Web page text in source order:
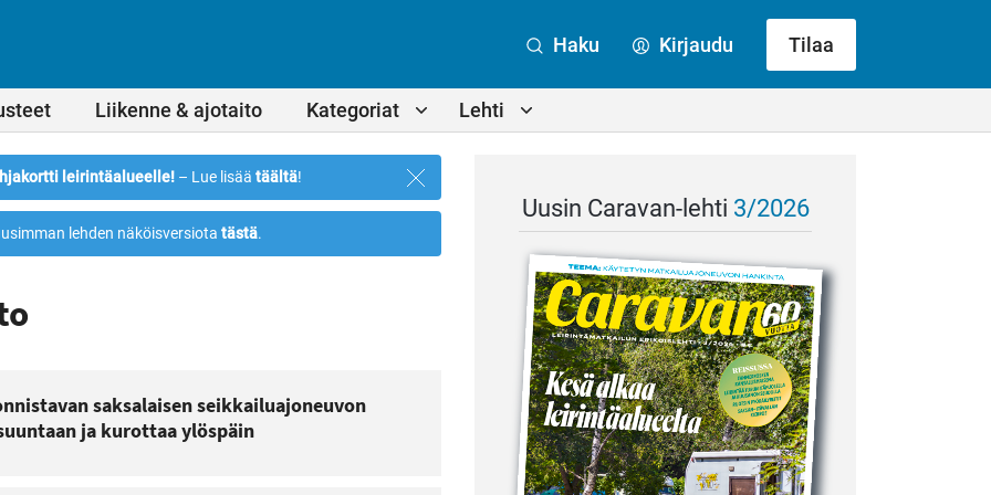
Liikenne & ajotaito Kategoriat Lehti
Haku Kirjaudu Tilaa
leirintäalueelle! – Lue lisää täältä!
Sulje
ilmoitus
lehden näköisversiota tästä.
saksalaisen seikkailuajoneuvon
ja kurottaa ylöspäin
Uusin Caravan-lehti 3/2026